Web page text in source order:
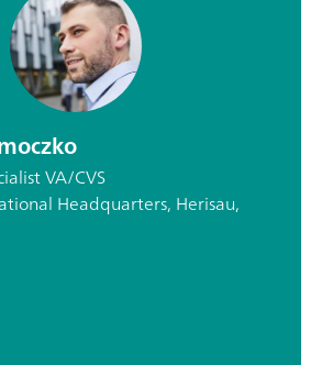
VA/CVS
Headquarters, Herisau,